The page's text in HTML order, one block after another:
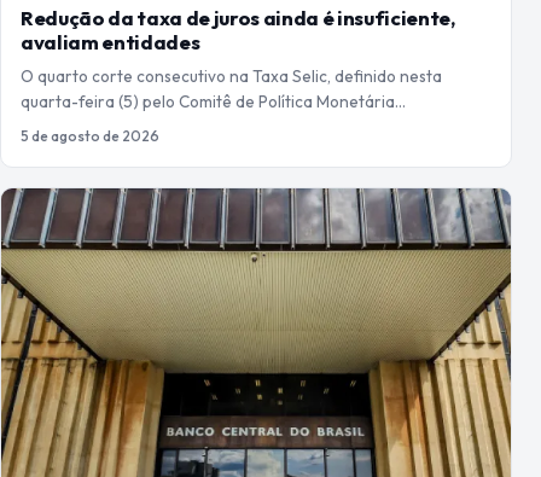
Redução da taxa de juros ainda é insuficiente,
avaliam entidades
O quarto corte consecutivo na Taxa Selic, definido nesta
quarta-feira (5) pelo Comitê de Política Monetária…
5 de agosto de 2026